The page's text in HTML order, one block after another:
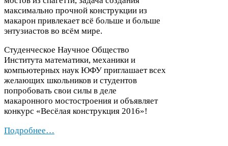
максимально прочной конструкции из
макарон привлекает всё больше и больше
энтузиастов во всём мире.
Студенческое Научное Общество
Института математики, механики и
компьютерных наукЮФУ приглашает всех
желающих школьников и студентов
попробовать свои силы в деле
макаронного мостостроения и объявляет
конкурс «Весёлая конструкция 2016»!
Подробнее…